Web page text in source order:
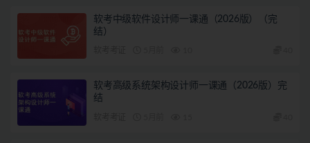
软考中级软件设计师一课通（2026版）（完
结）
软考高级系统架构设计师一课通（2026版）完
结